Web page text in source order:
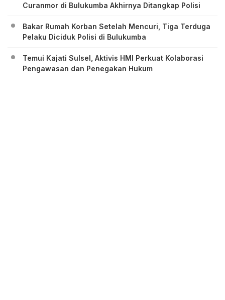
Curanmor di Bulukumba Akhirnya Ditangkap Polisi
Bakar Rumah Korban Setelah Mencuri, Tiga Terduga
Pelaku Diciduk Polisi di Bulukumba
Temui Kajati Sulsel, Aktivis HMI Perkuat Kolaborasi
Pengawasan dan Penegakan Hukum